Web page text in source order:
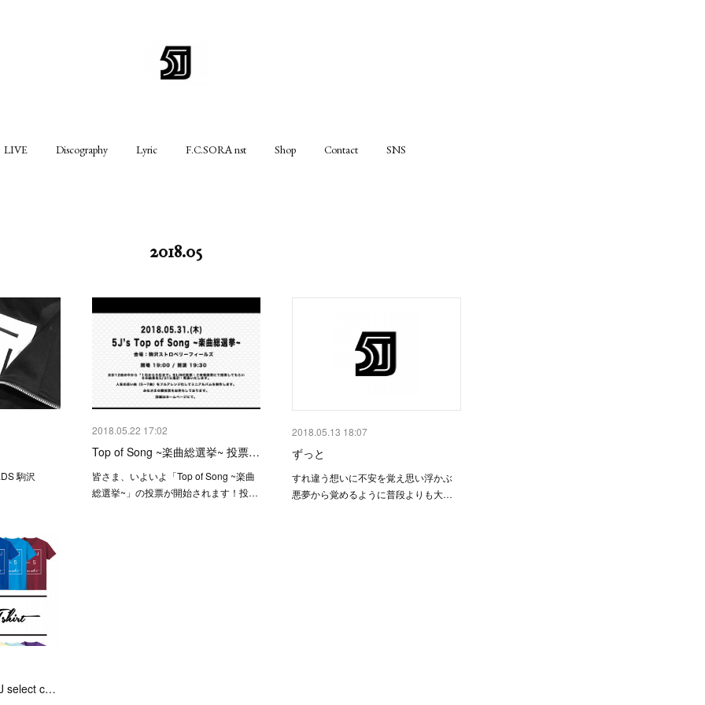
LIVE Discography Lyric F.C.SORA nst Shop Contact SNS
2018.05
駒沢
2018.05.22 17:02
Top of Song ~楽曲総選挙~ 投票…
皆さま、いよいよ「Top of Song ~楽曲
総選挙~」の投票が開始されます！投…
2018.05.13 18:07
ずっと
すれ違う想いに不安を覚え思い浮かぶ
悪夢から覚めるように普段よりも大…
select c…